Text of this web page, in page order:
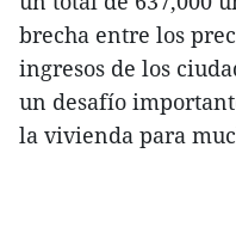
brecha entre los
ingresos de los
un desafío
la vivienda para